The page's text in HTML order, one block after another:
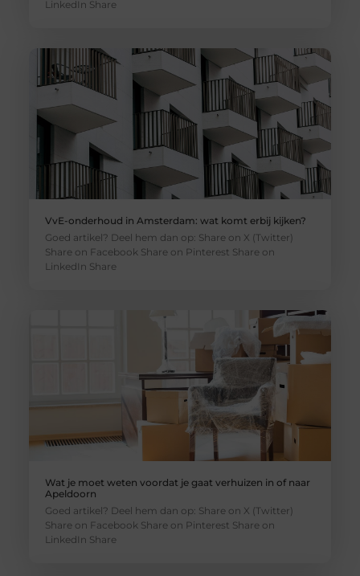
LinkedIn Share
VvE-onderhoud in Amsterdam: wat komt erbij kijken?
Goed artikel? Deel hem dan op: Share on X (Twitter)
Share on Facebook Share on Pinterest Share on
LinkedIn Share
Wat je moet weten voordat je gaat verhuizen in of naar
Apeldoorn
Goed artikel? Deel hem dan op: Share on X (Twitter)
Share on Facebook Share on Pinterest Share on
LinkedIn Share